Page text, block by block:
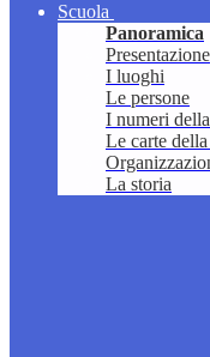
Scuola
Panoramica
Presentazione
I luoghi
Le persone
I numeri
Le carte
La storia